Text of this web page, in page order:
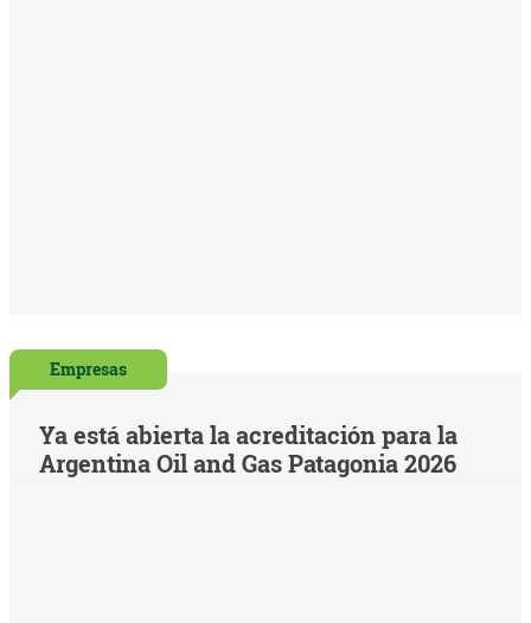
Empresas
Ya está abierta la acreditación para la
Argentina Oil and Gas Patagonia 2026